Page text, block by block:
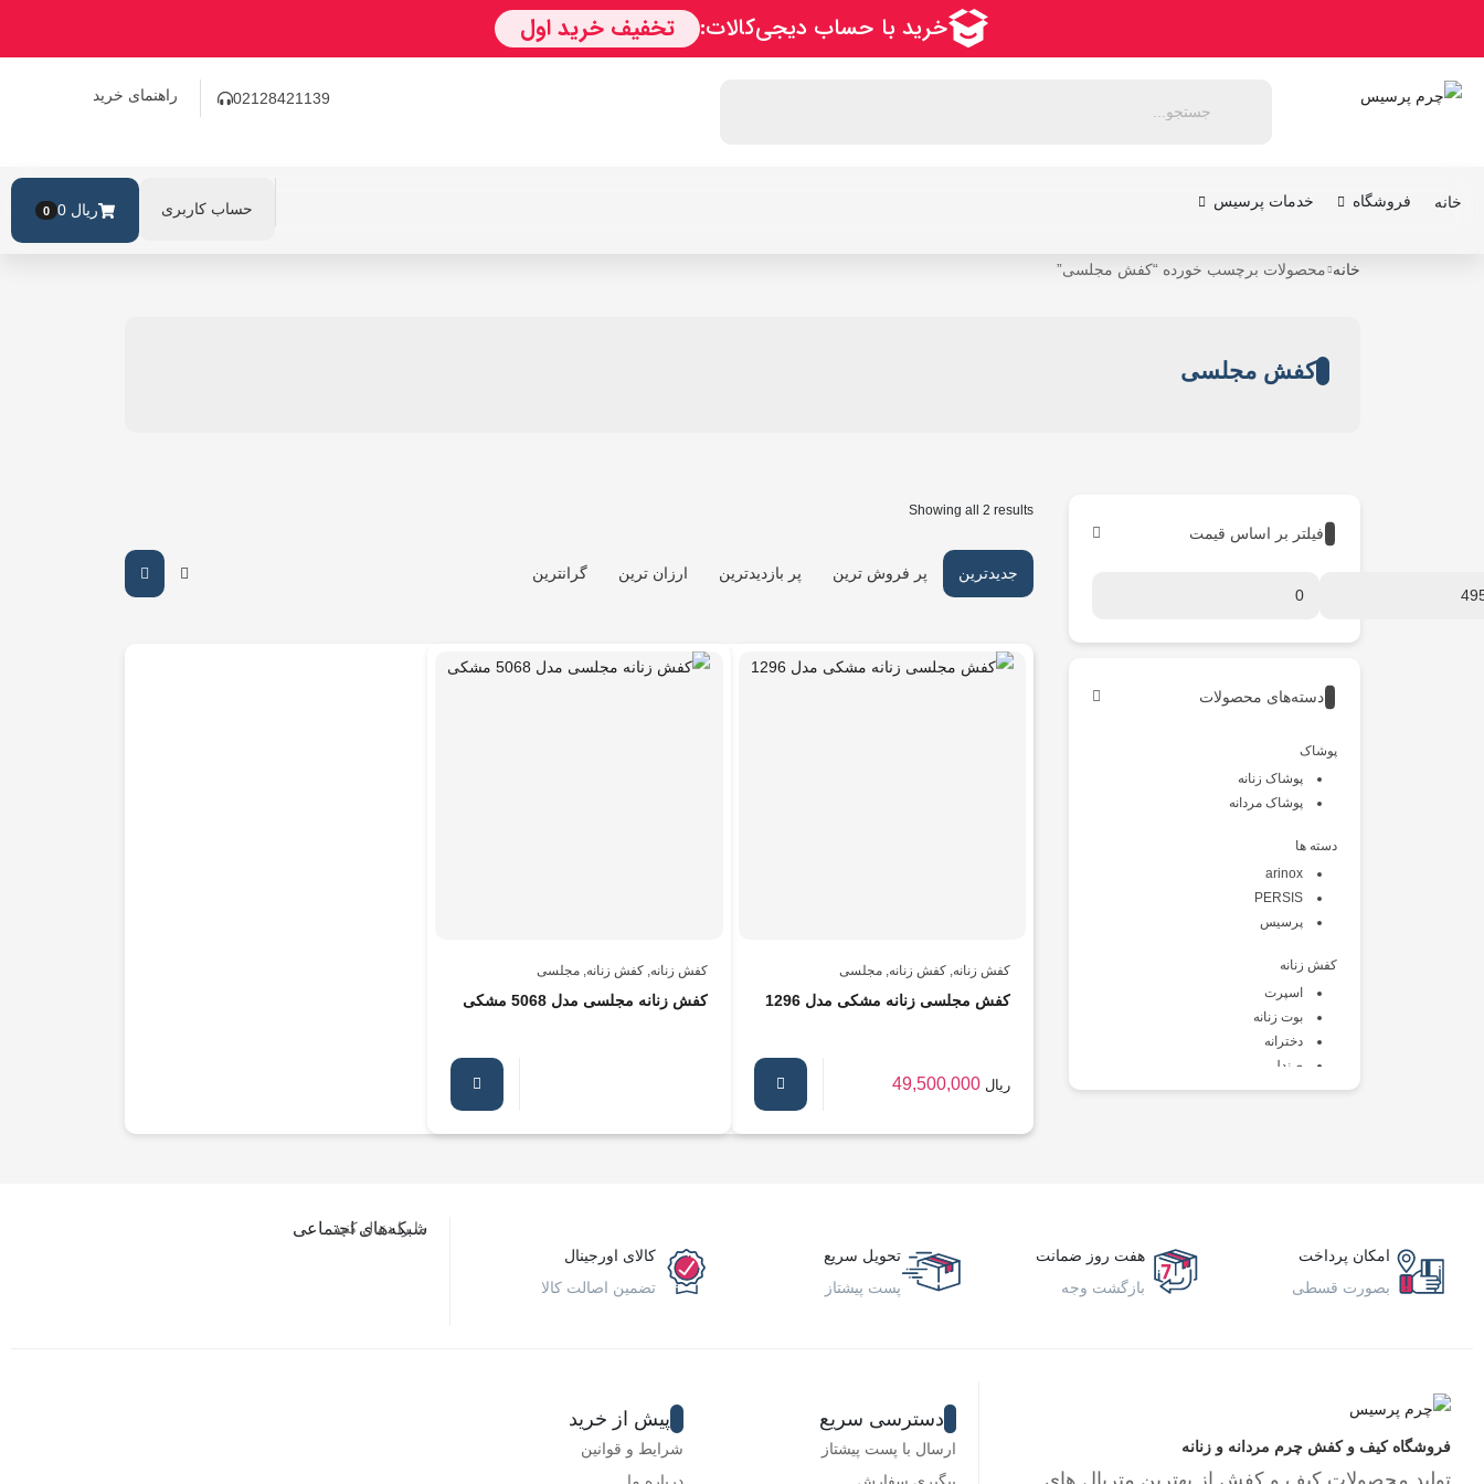
02128421139 راهنمای خرید
خانه فروشگاه خدمات پرسیس حساب کاربری 0 ریال 0
خانه محصولات برچسب خورده “کفش مجلسی”
کفش مجلسی
Showing all 2 results
پر فروش ترین پر بازدیدترین جدیدترین ارزان ترین گرانترین
کفش زنانه کفش زنانه مجلسی
کفش مجلسی زنانه مشکی مدل 1296
49,500,000 ریال
کفش زنانه ,کفش زنانه ,مجلسی
کفش زنانه مجلسی مدل 5068 مشکی
فیلتر بر اساس قیمت
دسته‌های محصولات
پوشاک
پوشاک زنانه
پوشاک مردانه
دسته ها
arinox
PERSIS
پرسیس
کفش زنانه
اسپرت
بوت زنانه
دخترانه
صندل
طبی
لوازم کفش
طبی
امکان پرداخت
بصورت قسطی
هفت روز ضمانت
بازگشت وجه
تحویل سریع
پست پیشتاز
کالای اورجینال
تضمین اصالت کالا
شبکه‌های اجتماعی
ما را دنبال کنید…
فروشگاه کیف و کفش چرم مردانه و زنانه
دسترسی سریع
ارسال با پست پیشتاز
پیش از خرید
شرایط و قوانین